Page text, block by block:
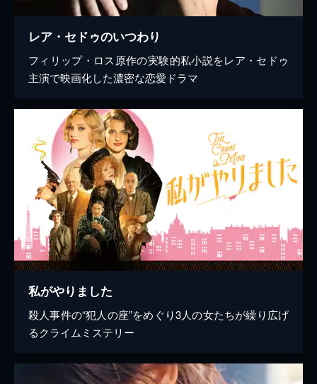
レア・セドゥのいつわり
フィリップ・ロス原作の実験的私小説をレア・セドゥ
主演で映画化した濃密な恋愛ドラマ
私がやりました
殺人事件の“犯人の座”をめぐり3人の女たちが繰り広げ
るクライムミステリー